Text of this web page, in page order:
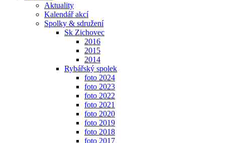
Aktuality
Kalendář akcí
Spolky & sdružení
Sk Zichovec
2016
2015
2014
Rybářský spolek
foto 2024
foto 2023
foto 2022
foto 2021
foto 2020
foto 2019
foto 2018
foto 2017